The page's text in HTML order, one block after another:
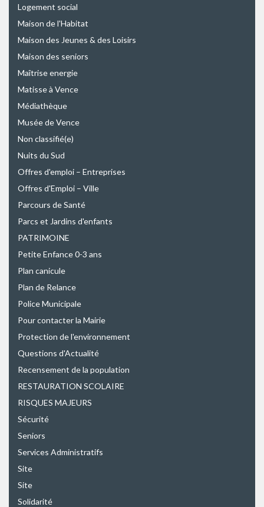
Logement social
Maison de l'Habitat
Maison des Jeunes & des Loisirs
Maison des seniors
Maîtrise energie
Matisse à Vence
Médiathèque
Musée de Vence
Non classifié(e)
Nuits du Sud
Offres d'emploi – Entreprises
Offres d'Emploi – Ville
Parcours de Santé
Parcs et Jardins d'enfants
PATRIMOINE
Petite Enfance 0-3 ans
Plan canicule
Plan de Relance
Police Municipale
Pour contacter la Mairie
Protection de l'environnement
Questions d'Actualité
Recensement de la population
RESTAURATION SCOLAIRE
RISQUES MAJEURS
Sécurité
Seniors
Services Administratifs
Site
Site
Solidarité